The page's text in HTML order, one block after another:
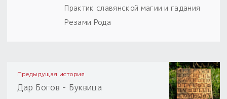
Практик славянской магии и гадания
Резами Рода
Предыдущая история
Дар Богов - Буквица